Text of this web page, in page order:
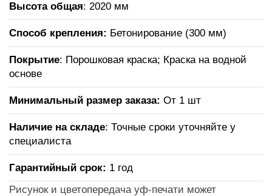
Высота общая: 2020 мм
Способ крепления: Бетонирование (300 мм)
Покрытие: Порошковая краска; Краска на водной
основе
Минимальный размер заказа: От 1 шт
Наличие на складе: Точные сроки уточняйте у
специалиста
Гарантийный срок: 1 год
Рисунок и цветопередача уф-печати может